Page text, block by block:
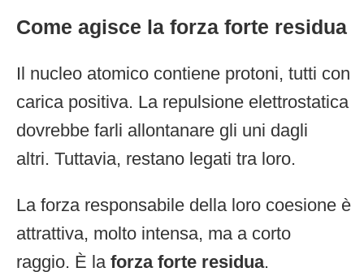
Come agisce la forza forte residua
Il nucleo atomico contiene protoni, tutti con
carica positiva. La repulsione elettrostatica
dovrebbe farli allontanare gli uni dagli
altri. Tuttavia, restano legati tra loro.
La forza responsabile della loro coesione è
attrattiva, molto intensa, ma a corto
raggio. È la forza forte residua.